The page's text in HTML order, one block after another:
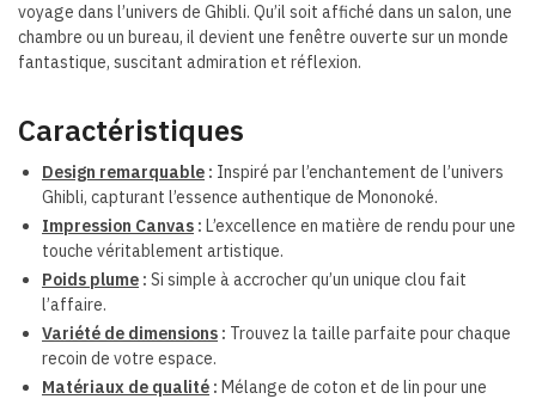
voyage dans l’univers de Ghibli. Qu’il soit affiché dans un salon, une
chambre ou un bureau, il devient une fenêtre ouverte sur un monde
fantastique, suscitant admiration et réflexion.
Caractéristiques
Design remarquable : Inspiré par l’enchantement de l’univers
Ghibli, capturant l’essence authentique de Mononoké.
Impression Canvas : L’excellence en matière de rendu pour une
touche véritablement artistique.
Poids plume : Si simple à accrocher qu’un unique clou fait
l’affaire.
Variété de dimensions : Trouvez la taille parfaite pour chaque
recoin de votre espace.
Matériaux de qualité : Mélange de coton et de lin pour une